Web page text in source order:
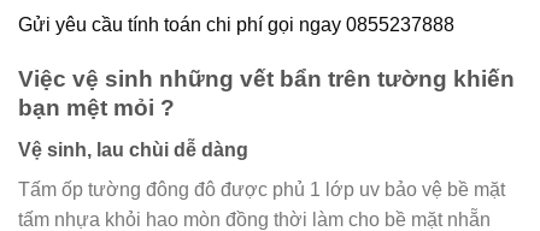
Gửi yêu cầu tính toán chi phí gọi ngay 0855237888
Việc vệ sinh những vết bẩn trên tường khiến
bạn mệt mỏi ?
Vệ sinh, lau chùi dễ dàng
Tấm ốp tường đông đô được phủ 1 lớp uv bảo vệ bề mặt
tấm nhựa khỏi hao mòn đồng thời làm cho bề mặt nhẵn